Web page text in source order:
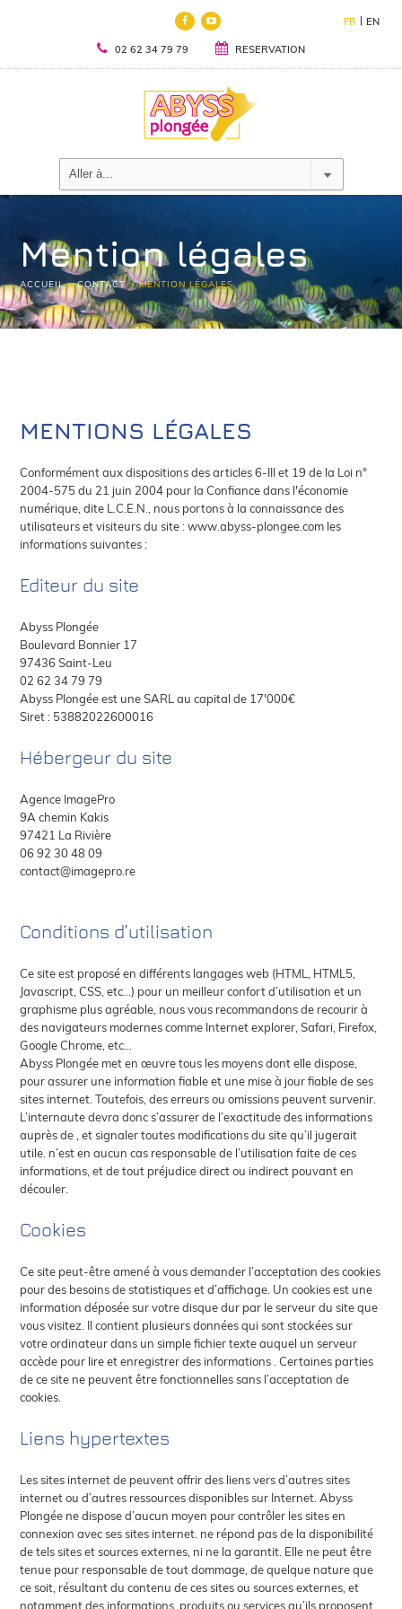
FR EN
02 62 34 79 79 RESERVATION
Mention légales
ACCUEIL>CONTACT>MENTION LÉGALES
MENTIONS LÉGALES
Conformément aux dispositions des articles 6-III et 19 de la Loi n°
2004-575 du 21 juin 2004 pour la Confiance dans l'économie
numérique, dite L.C.E.N., nous portons à la connaissance des
utilisateurs et visiteurs du site : www.abyss-plongee.com les
informations suivantes :
Editeur du site
Abyss Plongée
Boulevard Bonnier 17
97436 Saint-Leu
02 62 34 79 79
Abyss Plongée est une SARL au capital de 17'000€
Siret : 53882022600016
Hébergeur du site
Agence ImagePro
9A chemin Kakis
97421 La Rivière
06 92 30 48 09
contact@imagepro.re
Conditions d’utilisation
Ce site est proposé en différents langages web (HTML, HTML5,
Javascript, CSS, etc…) pour un meilleur confort d’utilisation et un
graphisme plus agréable, nous vous recommandons de recourir à
des navigateurs modernes comme Internet explorer, Safari, Firefox,
Google Chrome, etc…
Abyss Plongée met en œuvre tous les moyens dont elle dispose,
pour assurer une information fiable et une mise à jour fiable de ses
sites internet. Toutefois, des erreurs ou omissions peuvent survenir.
L’internaute devra donc s’assurer de l’exactitude des informations
auprès de , et signaler toutes modifications du site qu’il jugerait
utile. n’est en aucun cas responsable de l’utilisation faite de ces
informations, et de tout préjudice direct ou indirect pouvant en
découler.
Cookies
Ce site peut-être amené à vous demander l’acceptation des cookies
pour des besoins de statistiques et d’affichage. Un cookies est une
information déposée sur votre disque dur par le serveur du site que
vous visitez. Il contient plusieurs données qui sont stockées sur
votre ordinateur dans un simple fichier texte auquel un serveur
accède pour lire et enregistrer des informations . Certaines parties
de ce site ne peuvent être fonctionnelles sans l’acceptation de
cookies.
Liens hypertextes
Les sites internet de peuvent offrir des liens vers d’autres sites
internet ou d’autres ressources disponibles sur Internet. Abyss
Plongée ne dispose d’aucun moyen pour contrôler les sites en
connexion avec ses sites internet. ne répond pas de la disponibilité
de tels sites et sources externes, ni ne la garantit. Elle ne peut être
tenue pour responsable de tout dommage, de quelque nature que
ce soit, résultant du contenu de ces sites ou sources externes, et
notamment des informations, produits ou services qu’ils proposent,